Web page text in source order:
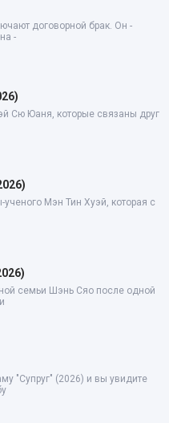
договорной брак. Он -
-
Сю Юаня, которые связаны друг
Мэн Тин Хуэй, которая с
семьи Шэнь Сяо после одной
"Супруг" (2026) и вы увидите